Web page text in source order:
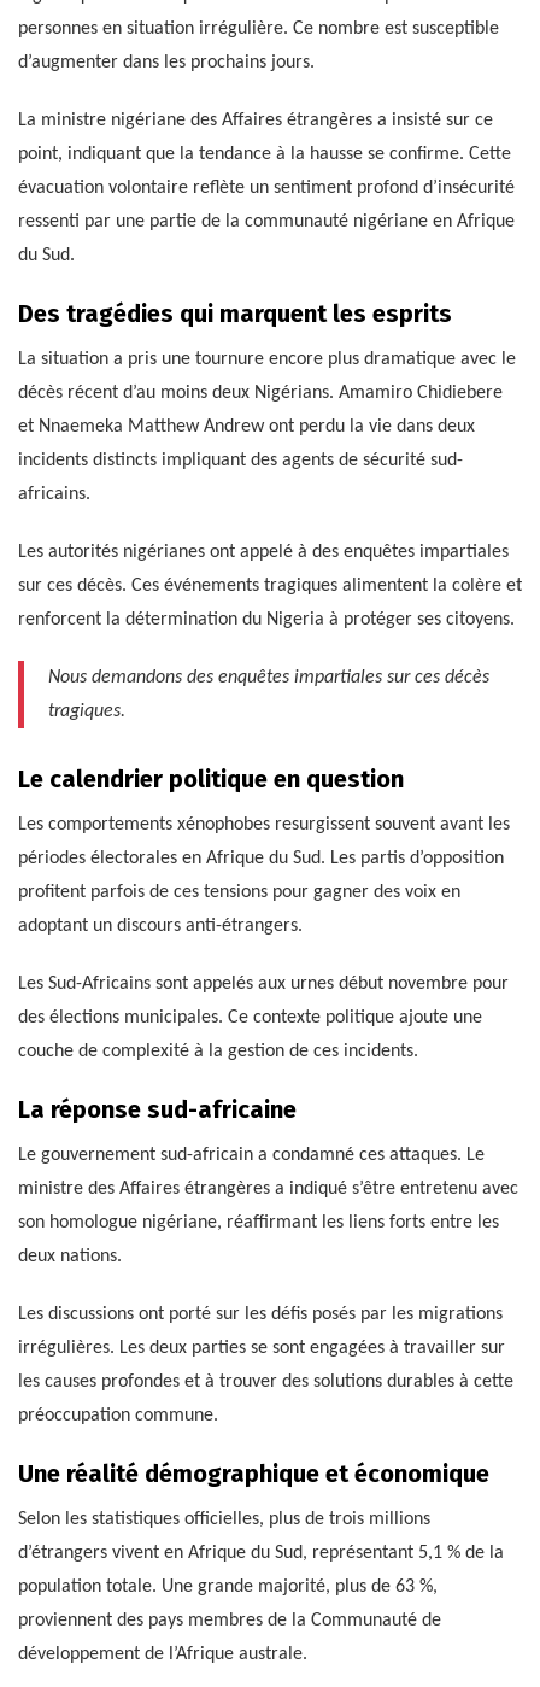
personnes en situation irrégulière. Ce nombre est susceptible
d’augmenter dans les prochains jours.
La ministre nigériane des Affaires étrangères a insisté sur ce
point, indiquant que la tendance à la hausse se confirme. Cette
évacuation volontaire reflète un sentiment profond d’insécurité
ressenti par une partie de la communauté nigériane en Afrique
du Sud.
Des tragédies qui marquent les esprits
La situation a pris une tournure encore plus dramatique avec le
décès récent d’au moins deux Nigérians. Amamiro Chidiebere
et Nnaemeka Matthew Andrew ont perdu la vie dans deux
incidents distincts impliquant des agents de sécurité sud-
africains.
Les autorités nigérianes ont appelé à des enquêtes impartiales
sur ces décès. Ces événements tragiques alimentent la colère et
renforcent la détermination du Nigeria à protéger ses citoyens.
Nous demandons des enquêtes impartiales sur ces décès
tragiques.
Le calendrier politique en question
Les comportements xénophobes resurgissent souvent avant les
périodes électorales en Afrique du Sud. Les partis d’opposition
profitent parfois de ces tensions pour gagner des voix en
adoptant un discours anti-étrangers.
Les Sud-Africains sont appelés aux urnes début novembre pour
des élections municipales. Ce contexte politique ajoute une
couche de complexité à la gestion de ces incidents.
La réponse sud-africaine
Le gouvernement sud-africain a condamné ces attaques. Le
ministre des Affaires étrangères a indiqué s’être entretenu avec
son homologue nigériane, réaffirmant les liens forts entre les
deux nations.
Les discussions ont porté sur les défis posés par les migrations
irrégulières. Les deux parties se sont engagées à travailler sur
les causes profondes et à trouver des solutions durables à cette
préoccupation commune.
Une réalité démographique et économique
Selon les statistiques officielles, plus de trois millions
d’étrangers vivent en Afrique du Sud, représentant 5,1 % de la
population totale. Une grande majorité, plus de 63 %,
proviennent des pays membres de la Communauté de
développement de l’Afrique australe.